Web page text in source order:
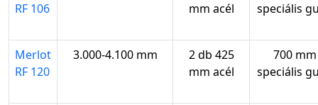
RF 106
mm acél
speciális
Merlot
RF 120
3.000-4.100 mm
2 db 425
mm acél
700 mm
speciális